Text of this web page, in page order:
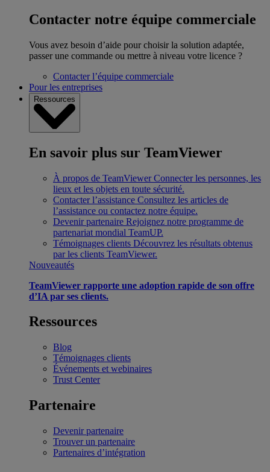
Contacter notre équipe commerciale
Vous avez besoin d’aide pour choisir la solution adaptée,
passer une commande ou mettre à niveau votre licence ?
Contacter l’équipe commerciale
Pour les entreprises
Ressources
En savoir plus sur TeamViewer
À propos de TeamViewer Connecter les personnes, les
lieux et les objets en toute sécurité.
Contacter l’assistance Consultez les articles de
l’assistance ou contactez notre équipe.
Devenir partenaire Rejoignez notre programme de
partenariat mondial TeamUP.
Témoignages clients Découvrez les résultats obtenus
par les clients TeamViewer.
Nouveautés
TeamViewer rapporte une adoption rapide de son offre
d’IA par ses clients.
Ressources
Blog
Témoignages clients
Événements et webinaires
Trust Center
Partenaire
Devenir partenaire
Trouver un partenaire
Partenaires d’intégration